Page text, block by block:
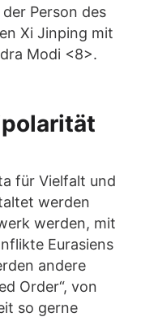
Person des
Xi Jinping mit
Modi <8>.
für Vielfalt und
werden
werden, mit
Eurasiens
andere
Order“, von
so gerne